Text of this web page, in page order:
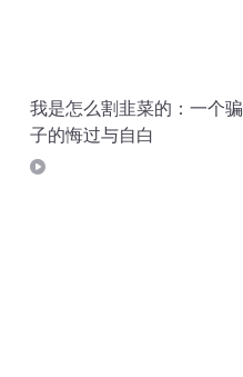
我是怎么割韭菜的：一个骗
子的悔过与自白